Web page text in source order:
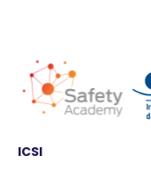
ICSI